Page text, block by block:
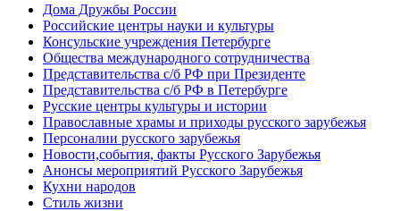
Дома Дружбы России
Российские центры науки и культуры
Консульские учреждения Петербурге
Общества международного сотрудничества
Представительства с/б РФ при Президенте
Представительства с/б РФ в Петербурге
Русские центры культуры и истории
Православные храмы и приходы русского зарубежья
Персоналии русского зарубежья
Новости,события, факты Русского Зарубежья
Анонсы мероприятий Русского Зарубежья
Кухни народов
Стиль жизни